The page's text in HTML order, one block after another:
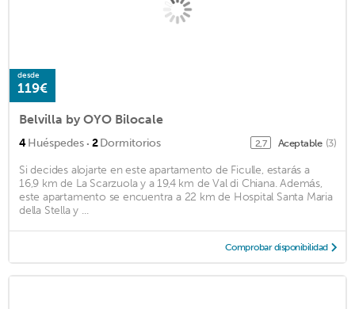
desde
119€
Belvilla by OYO Bilocale
4Huéspedes · 2Dormitorios 2,7 Aceptable (3)
Si decides alojarte en este apartamento de Ficulle, estarás a
16,9 km de La Scarzuola y a 19,4 km de Val di Chiana. Además,
este apartamento se encuentra a 22 km de Hospital Santa Maria
della Stella y ...
Comprobar disponibilidad